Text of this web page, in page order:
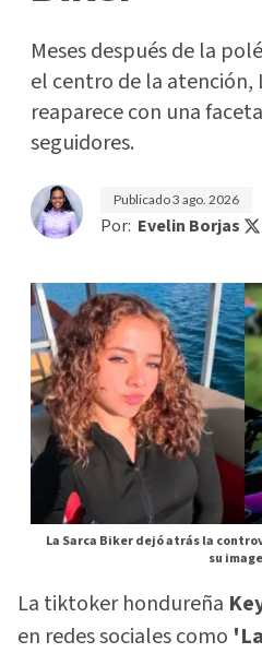
Meses después de la
el centro de la atención,
reaparece con una
seguidores.
Publicado3 ago. 2026
Por: Evelin Borjas
La Sarca Biker dejó atrás la
su
La tiktoker hondureña
en redes sociales como